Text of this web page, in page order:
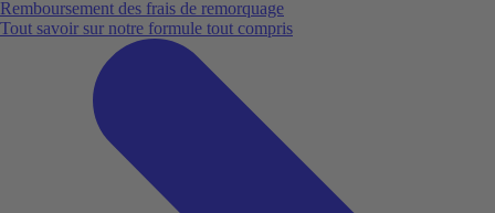
Remboursement des frais de remorquage
Tout savoir sur notre formule tout compris